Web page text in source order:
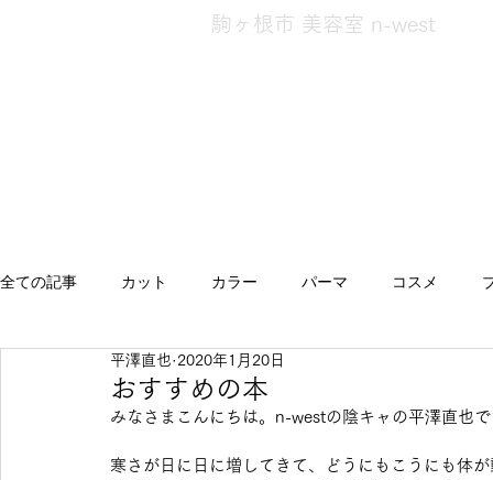
駒ヶ根市 美容室 n-west
全ての記事 カット カラー パーマ コスメ
スタイル キッズ
健康 髪のお悩み相談 災害対策
おすすめの本
平澤直也 2020年1月20日
みなさまこんにちは。n-westの陰キャの平澤直也
寒さが日に日に増してきて、どうにもこうにも体